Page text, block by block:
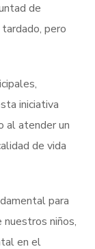
de
pero
iniciativa
al atender un
de vida
para
nuestros niños,
en el